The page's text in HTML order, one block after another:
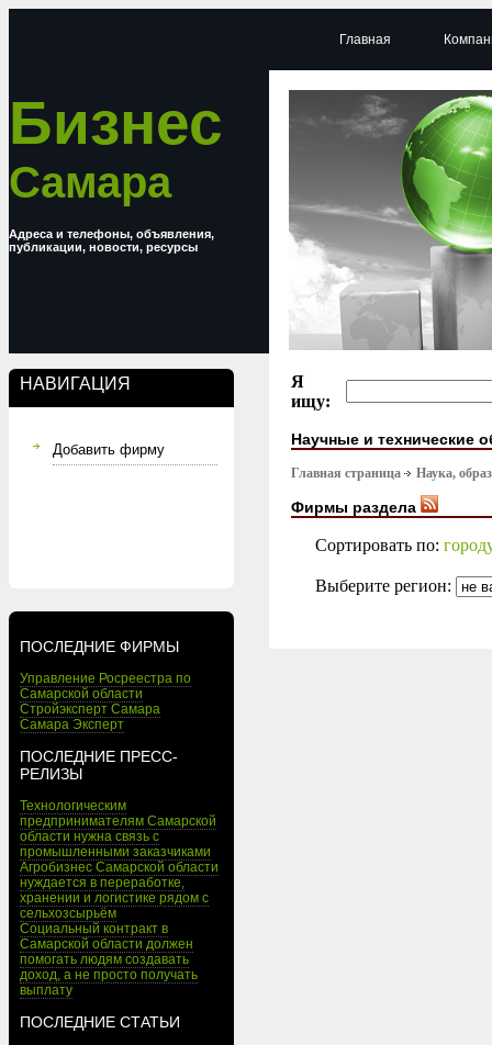
Бизнес
Самара
Адреса и телефоны, объявления,
публикации, новости, ресурсы
НАВИГАЦИЯ
Добавить фирму
ПОСЛЕДНИЕ ФИРМЫ
Управление Росреестра по
Самарской области
Стройэксперт Самара
Самара Эксперт
ПОСЛЕДНИЕ ПРЕСС-
РЕЛИЗЫ
Технологическим
предпринимателям Самарской
области нужна связь с
промышленными заказчиками
Агробизнес Самарской области
нуждается в переработке,
хранении и логистике рядом с
сельхозсырьём
Социальный контракт в
Самарской области должен
помогать людям создавать
доход, а не просто получать
выплату
ПОСЛЕДНИЕ СТАТЬИ
Главная
Я
ищу:
Научные и технические
Главная страница Наука,
Фирмы раздела
Сортировать по:
Выберите регион: